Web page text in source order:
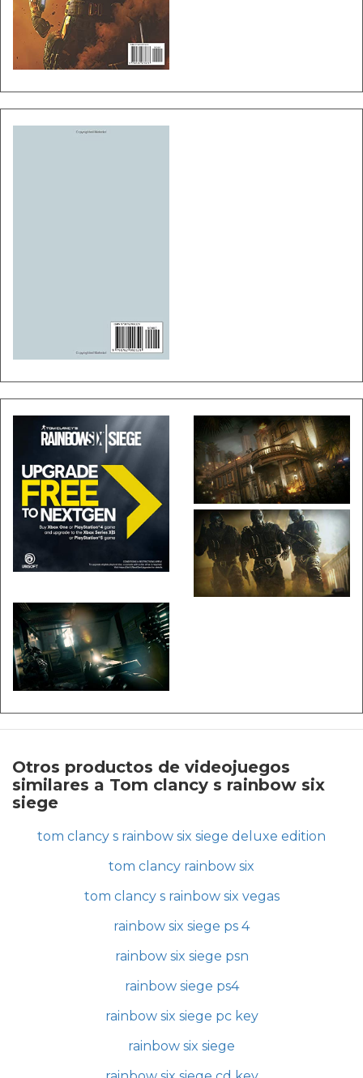
Otros productos de videojuegos
similares a Tom clancy s rainbow six
siege
tom clancy s rainbow six siege deluxe edition
tom clancy rainbow six
tom clancy s rainbow six vegas
rainbow six siege ps 4
rainbow six siege psn
rainbow siege ps4
rainbow six siege pc key
rainbow six siege